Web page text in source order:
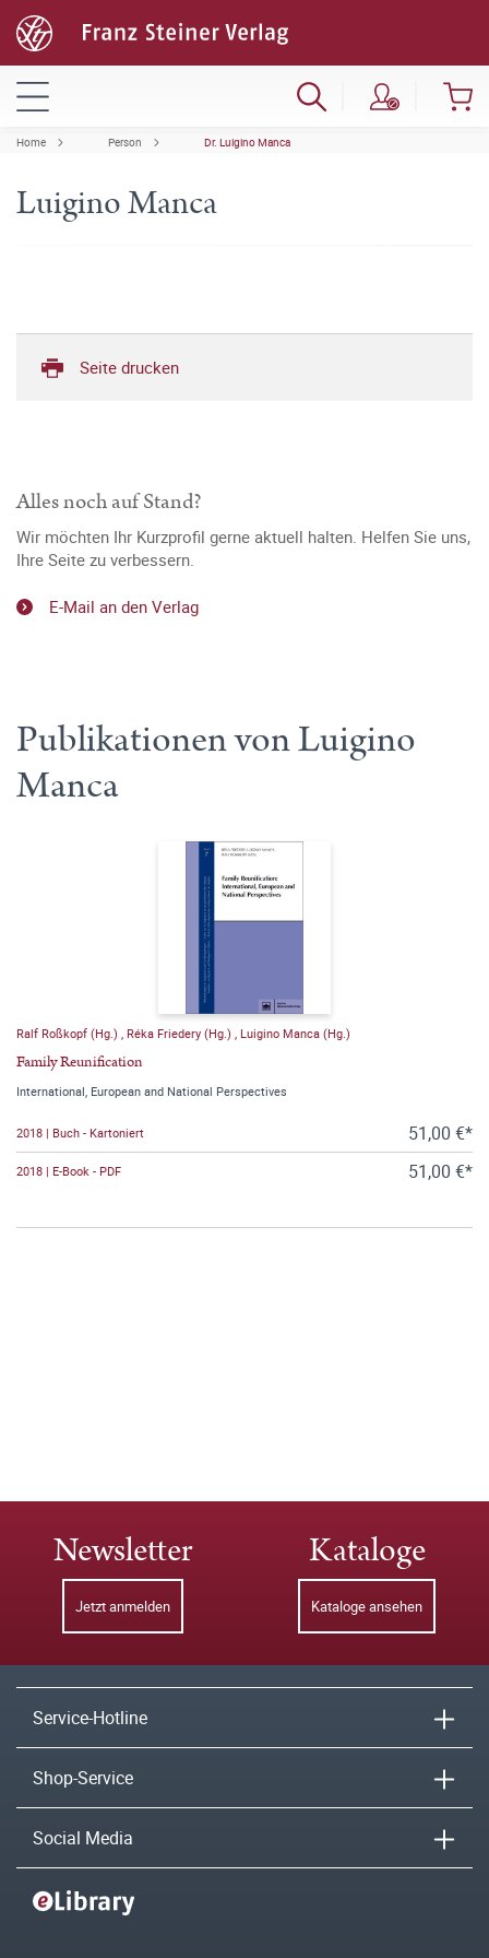
Home Person Dr. Luigino Manca
Luigino Manca
Seite drucken
Alles noch auf Stand?
Wir möchten Ihr Kurzprofil gerne aktuell halten. Helfen Sie uns,
Ihre Seite zu verbessern.
E-Mail an den Verlag
Publikationen von Luigino
Manca
Ralf Roßkopf (Hg.) Réka Friedery (Hg.) Luigino Manca (Hg.)
Family Reunification
International, European and National Perspectives
2018 | Buch - Kartoniert 51,00 €*
2018 | E-Book - PDF 51,00 €*
Newsletter
Jetzt anmelden
Kataloge
Kataloge ansehen
Service-Hotline
Shop-Service
Social Media